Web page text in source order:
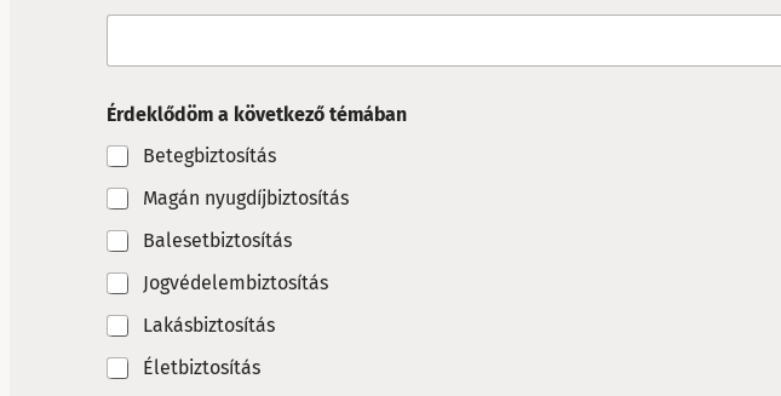
Érdeklődöm a következő témában
Betegbiztosítás
Magán nyugdíjbiztosítás
Balesetbiztosítás
Jogvédelembiztosítás
Lakásbiztosítás
Életbiztosítás